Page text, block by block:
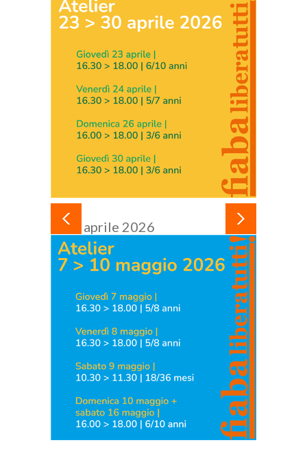
24 aprile 2026